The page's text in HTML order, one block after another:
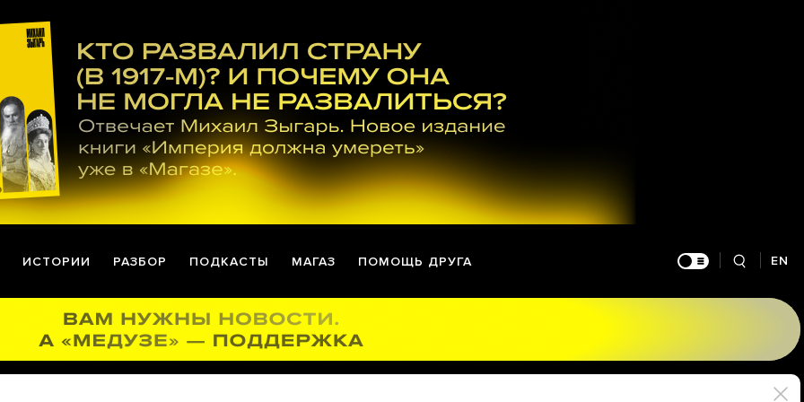
ИСТОРИИ РАЗБОР ПОДКАСТЫ МАГАЗ ПОМОЩЬ ДРУГА EN